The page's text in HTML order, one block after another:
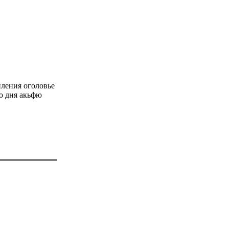
оголовье
дня акьфю